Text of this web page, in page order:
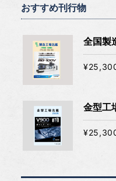
おすすめ刊行物
全国製
金型工